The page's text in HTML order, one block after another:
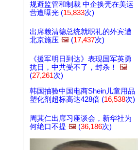
规避监管和制裁 中企换壳在美运
营遭曝光 (15,833次)
出席赖清德总统就职礼的外宾遭
北京施压 🖼️ (17,437次)
《援军明日到达》表现国军英勇
抗日，中共受不了，封杀！
🖼️
(27,261次)
韩国抽验中国电商Shein儿童用品
塑化剂超标高达428倍 (16,538次)
周其仁出席习座谈会，新华社为
何绝口不提 🖼️ (36,186次)